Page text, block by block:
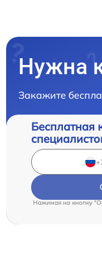
Нужна
Закажите
Бесплатная
Нажимая на кнопку